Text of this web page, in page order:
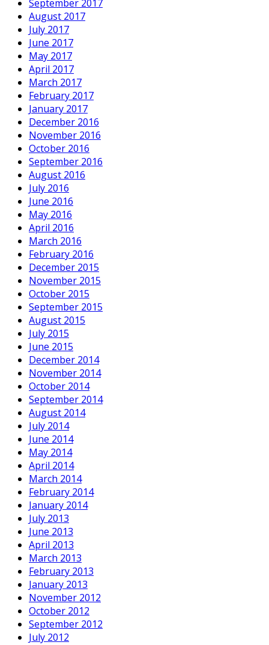
September 2017
August 2017
July 2017
June 2017
May 2017
April 2017
March 2017
February 2017
January 2017
December 2016
November 2016
October 2016
September 2016
August 2016
July 2016
June 2016
May 2016
April 2016
March 2016
February 2016
December 2015
November 2015
October 2015
September 2015
August 2015
July 2015
June 2015
December 2014
November 2014
October 2014
September 2014
August 2014
July 2014
June 2014
May 2014
April 2014
March 2014
February 2014
January 2014
July 2013
June 2013
April 2013
March 2013
February 2013
January 2013
November 2012
October 2012
September 2012
July 2012